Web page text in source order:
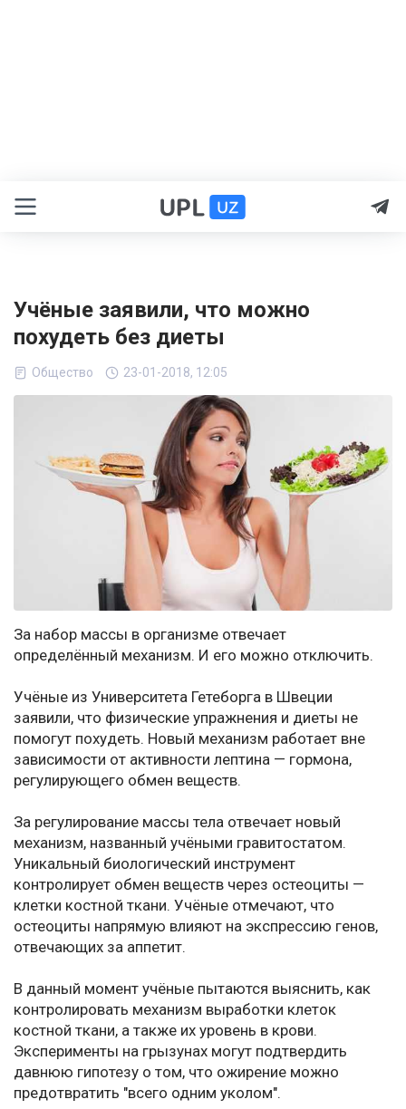
Учёные заявили, что можно
похудеть без диеты
Общество 23-01-2018, 12:05
За набор массы в организме отвечает
определённый механизм. И его можно отключить.
Учёные из Университета Гетеборга в Швеции
заявили, что физические упражнения и диеты не
помогут похудеть. Новый механизм работает вне
зависимости от активности лептина — гормона,
регулирующего обмен веществ.
За регулирование массы тела отвечает новый
механизм, названный учёными гравитостатом.
Уникальный биологический инструмент
контролирует обмен веществ через остеоциты —
клетки костной ткани. Учёные отмечают, что
остеоциты напрямую влияют на экспрессию генов,
отвечающих за аппетит.
В данный момент учёные пытаются выяснить, как
контролировать механизм выработки клеток
костной ткани, а также их уровень в крови.
Эксперименты на грызунах могут подтвердить
давнюю гипотезу о том, что ожирение можно
предотвратить "всего одним уколом".